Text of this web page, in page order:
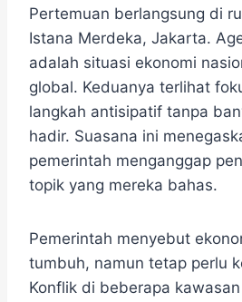
Pertemuan berlangsung di
Istana Merdeka, Jakarta.
adalah situasi ekonomi
global. Keduanya terlihat
langkah antisipatif tanpa
hadir. Suasana ini
pemerintah menganggap
topik yang mereka bahas.
Pemerintah menyebut
tumbuh, namun tetap perlu
Konflik di beberapa